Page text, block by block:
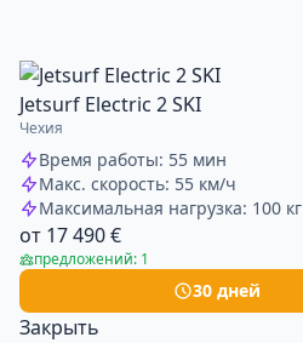
Jetsurf Electric 2 SKI
Чехия
Время работы: 55 мин
Макс. скорость: 55 км/ч
Максимальная нагрузка: 100 кг
от 17 490 €
предложений: 1
30 дней
Закрыть